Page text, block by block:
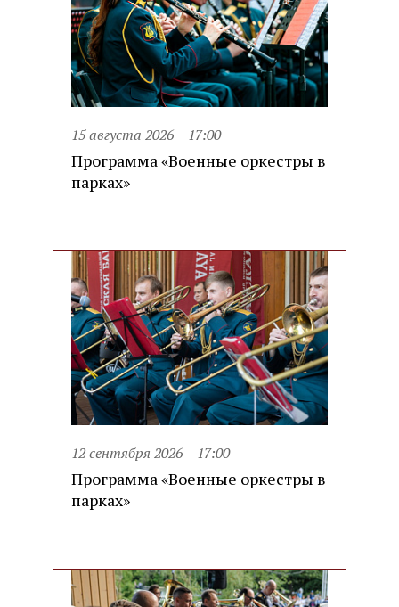
15 августа 2026 17:00
Программа «Военные оркестры в
парках»
12 сентября 2026 17:00
Программа «Военные оркестры в
парках»